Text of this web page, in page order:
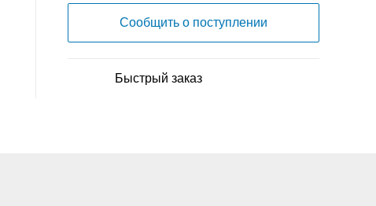
Сообщить о поступлении
Быстрый заказ